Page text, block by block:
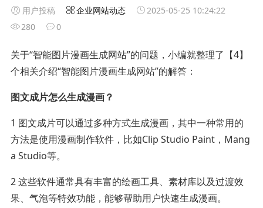
用户投稿 企业网站动态
2025-05-25 10:24:22
280
0
关于“智能图片漫画生成网站”的问题，小编就整理了【4】
个相关介绍“智能图片漫画生成网站”的解答：
图文成片怎么生成漫画？
1 图文成片可以通过多种方式生成漫画，其中一种常用的
方法是使用漫画制作软件，比如Clip Studio Paint，Mang
a Studio等。
2 这些软件通常具有丰富的绘画工具、素材库以及过渡效
果、气泡等特效功能，能够帮助用户快速生成漫画。